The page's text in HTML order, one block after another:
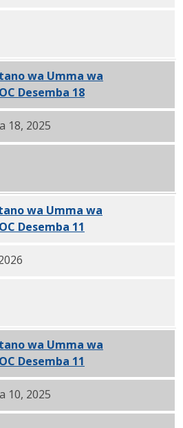
wa Umma wa
Desemba 18, 2025 PDF
18, 2025
wa Umma wa
Desemba 11
wa Umma wa
Desemba 11
10, 2025